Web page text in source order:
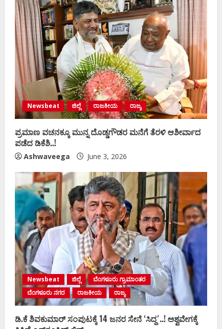
Newsbeat ಜಿಲ್ಲೆ ರಾಜಕೀಯ ರಾಜ್ಯ
ಪ್ರಮಾಣ ವಚನಕ್ಕೂ ಮುನ್ನ ದೊಡ್ಡಗೌಡರ ಮನೆಗೆ ತೆರಳಿ ಆಶೀರ್ವಾದ
ಪಡೆದ ಡಿಕೆಶಿ..!
Ashwaveega June 3, 2026
Newsbeat ಜಿಲ್ಲೆ
ಬೆಂಗಳೂರು ಗ್ರಾಮಾಂತರ
ಬೆಂಗಳೂರು ನಗರ
ರಾಜಕೀಯ ರಾಜ್ಯ
ಡಿ.ಕೆ ಶಿವಕುಮಾರ್‌ ಸಂಪುಟಕ್ಕೆ 14 ಜನರ ಸೇನೆ ʻಸಿದ್ದʼ..! ಅಶ್ವವೇಗಕ್ಕೆ